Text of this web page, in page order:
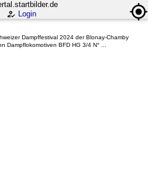
Login
Dampffestival 2024 der Blonay-Chamby
Dampflokomotiven BFD HG 3/4 N° ...